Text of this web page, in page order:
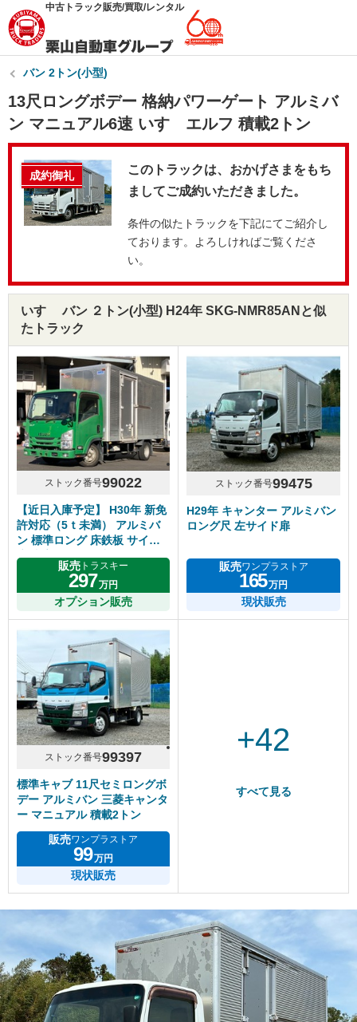
中古トラック販売/買取/レンタル
バン 2トン(小型)
13尺ロングボデー 格納パワーゲート アルミバ
ン マニュアル6速 いすゞエルフ 積載2トン
成約御礼
このトラックは、おかげさまをもち
ましてご成約いただきました。
条件の似たトラックを下記にてご紹介し
ております。よろしければご覧くださ
い。
いすゞ バン ２トン(小型) H24年 SKG-NMR85ANと似
たトラック
ストック番号99022
【近日入庫予定】 H30年 新免
許対応（5ｔ未満） アルミバ
ン 標準ロング 床鉄板 サイド
扉 内高218cm 5速マニュアル
いすゞエルフ
販売 トラスキー
297万円
オプション販売
ストック番号99475
H29年 キャンター アルミバン
ロング尺 左サイド扉
販売ワンプラストア
165万円
現状販売
ストック番号99397
標準キャブ 11尺セミロングボ
デー アルミバン 三菱キャンタ
ー マニュアル 積載2トン
販売ワンプラストア
99万円
現状販売
+42
すべて見る